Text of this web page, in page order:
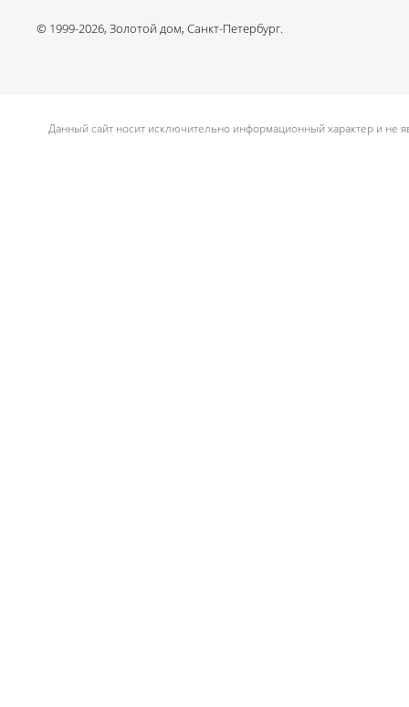
© 1999-2026, Золотой дом, Санкт-Петербург.
Данный сайт носит исключительно информационный характер и не